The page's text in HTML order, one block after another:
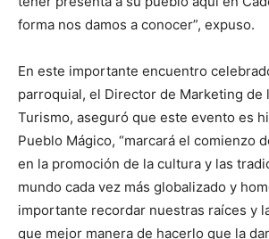
forma nos damos a conocer”, expuso.
En este importante encuentro
parroquial, el Director de Marketing de
Turismo, aseguró que este evento es
Pueblo Mágico, “marcará el comienzo
en la promoción de la cultura y las
mundo cada vez más globalizado y
importante recordar nuestras raíces y
que mejor manera de hacerlo que la